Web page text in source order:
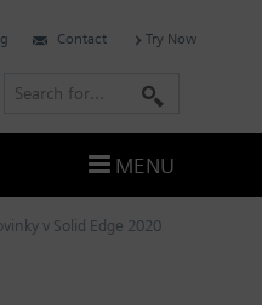
v Solid Edge 2020
Contact Try Now
MENU